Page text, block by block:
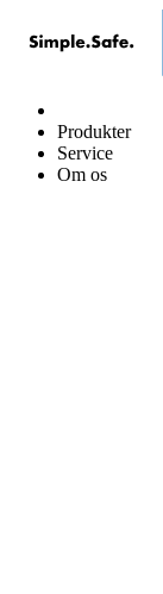
Produkter
Service
Om os